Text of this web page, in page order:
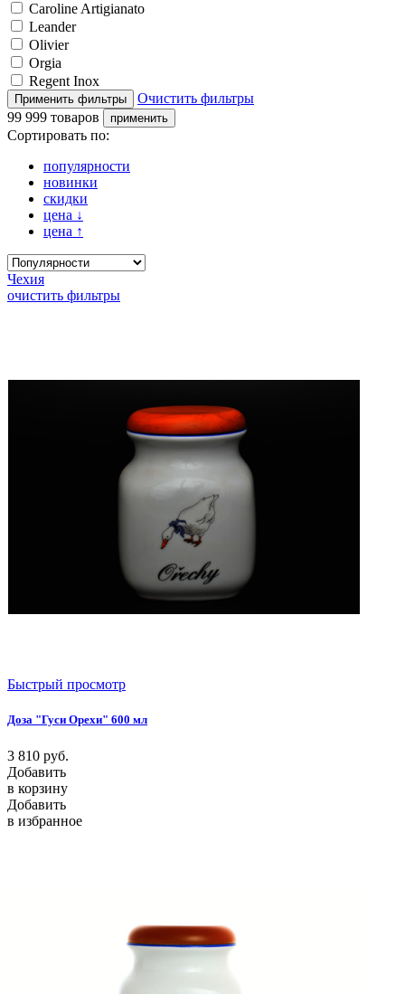
Caroline Artigianato
Leander
Olivier
Orgia
Regent Inox
Очистить фильтры
99 999 товаров
Сортировать по:
популярности
новинки
скидки
цена ↓
цена ↑
Чехия
очистить фильтры
Быстрый просмотр
Доза "Гуси Opeхи" 600 мл
3 810 руб.
Добавить
в корзину
Добавить
в избранное